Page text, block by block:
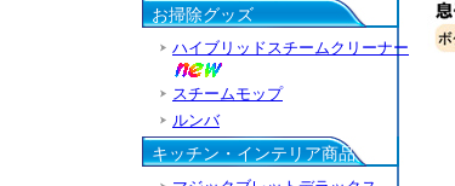
お掃除グッズ
ハイブリッドスチームクリーナー
スチームモップ
ルンバ
キッチン・インテリア商品